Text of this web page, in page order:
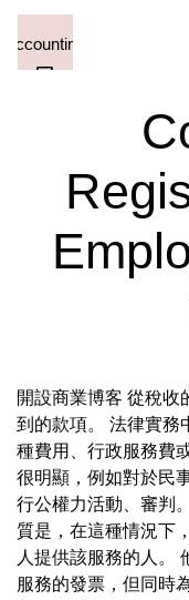
開設商業博客 從稅收
到的款項。 法律實務
種費用、行政服務費
很明顯，例如對於民
行公權力活動、審判
質是，在這種情況下
人提供該服務的人。
服務的發票，但同時